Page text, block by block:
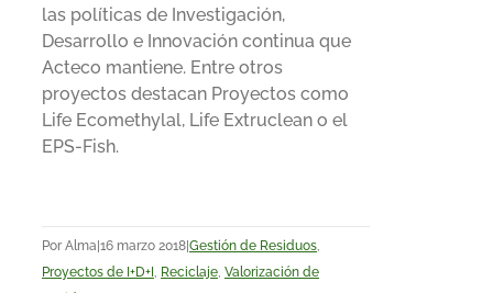
las políticas de Investigación,
Desarrollo e Innovación continua que
Acteco mantiene. Entre otros
proyectos destacan Proyectos como
Life Ecomethylal, Life Extruclean o el
EPS-Fish.
Por Alma|16 marzo 2018|Gestión de Residuos
Proyectos de I+D+I Reciclaje Valorización de